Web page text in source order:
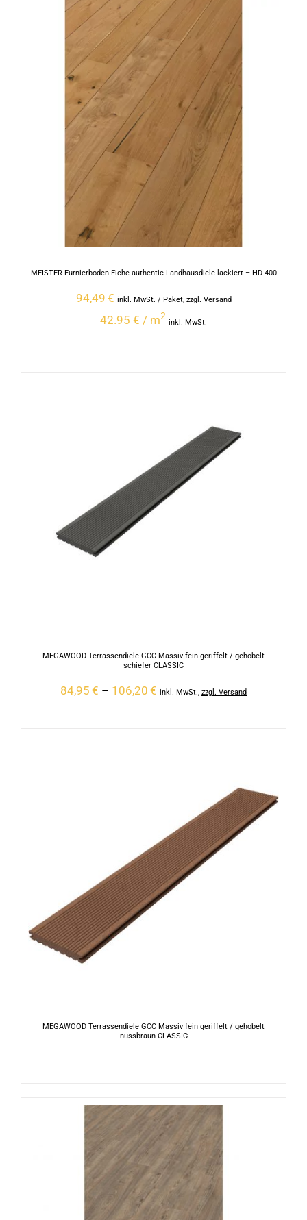
MEISTER Furnierboden Eiche authentic Landhausdiele lackiert – HD 400
94,49 € inkl. MwSt. / Paket, zzgl. Versand
42.95 € / m2
inkl. MwSt.
MEGAWOOD Terrassendiele GCC Massiv fein geriffelt / gehobelt
schiefer CLASSIC
84,95 € – 106,20 € inkl. MwSt., zzgl. Versand
MEGAWOOD Terrassendiele GCC Massiv fein geriffelt / gehobelt
nussbraun CLASSIC